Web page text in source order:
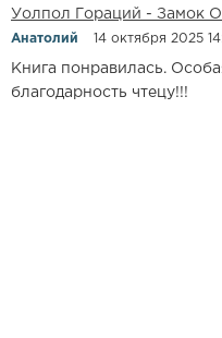
Уолпол Гораций - Замок
Анатолий 14 октября 2025
Книга понравилась.
благодарность чтецу!!!